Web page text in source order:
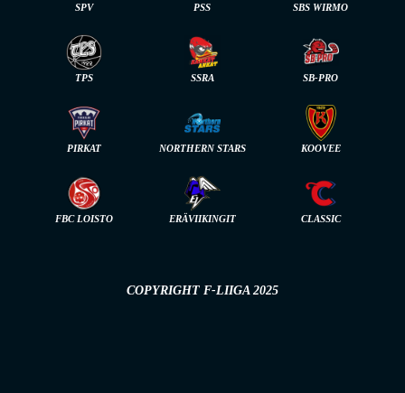
SPV PSS SBS WIRMO
TPS SSRA SB-PRO
PIRKAT NORTHERN STARS KOOVEE
FBC LOISTO ERÄVIIKINGIT CLASSIC
COPYRIGHT F-LIIGA 2025